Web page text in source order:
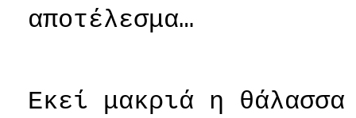
αποτέλεσμα…
Εκεί μακριά η